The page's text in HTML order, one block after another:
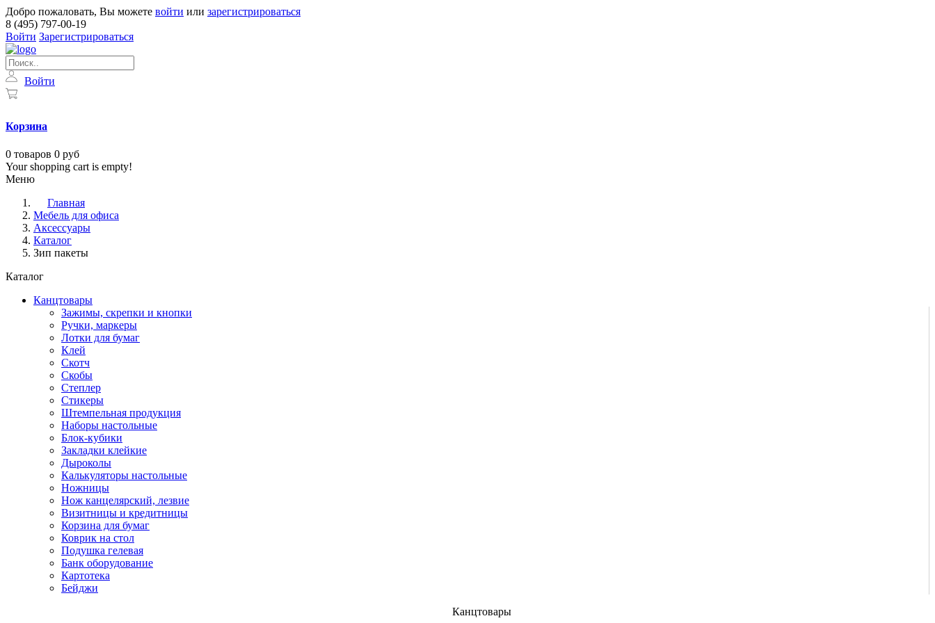
Добро пожаловать, Вы можете войти или зарегистрироваться
8 (495) 797-00-19
Войти Зарегистрироваться
Войти
Корзина
0 товаров 0 руб
Your shopping cart is empty!
Меню
Главная
Мебель для офиса
Аксессуары
Каталог
Зип пакеты
Каталог
Канцтовары
Зажимы, скрепки и кнопки
Ручки, маркеры
Лотки для бумаг
Клей
Скотч
Скобы
Степлер
Стикеры
Штемпельная продукция
Наборы настольные
Блок-кубики
Закладки клейкие
Дыроколы
Калькуляторы настольные
Ножницы
Нож канцелярский, лезвие
Визитницы и кредитницы
Корзина для бумаг
Коврик на стол
Подушка гелевая
Банк оборудование
Картотека
Бейджи
Канцтовары